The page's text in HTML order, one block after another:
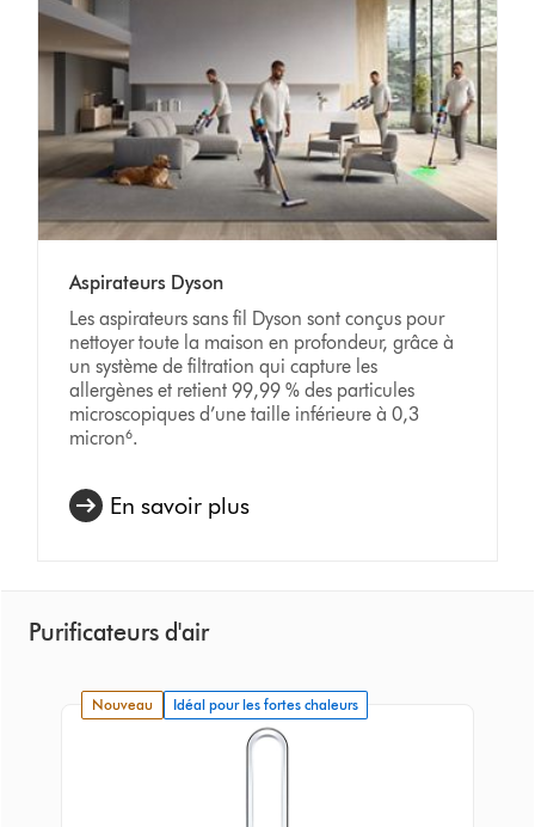
Aspirateurs Dyson
Les aspirateurs sans fil Dyson sont conçus pour
nettoyer toute la maison en profondeur, grâce à
un système de filtration qui capture les
allergènes et retient 99,99 % des particules
microscopiques d’une taille inférieure à 0,3
micron⁶.
En savoir plus
Purificateurs d'air
nouveau Idéal pour les fortes chaleurs